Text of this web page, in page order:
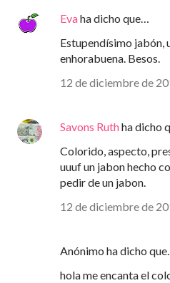
Evaha dicho que…
Estupendísimo jabón,
enhorabuena. Besos.
12 de diciembre de
Savons Ruthha dicho
Colorido, aspecto,
uuuf un jabon hecho
pedir de un jabon.
12 de diciembre de
Anónimo ha dicho
hola me encanta el